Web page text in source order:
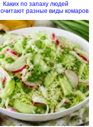
Каких по запаху людей
разные виды комаров